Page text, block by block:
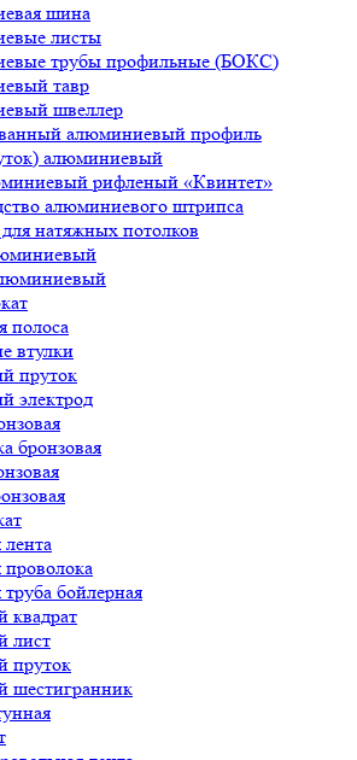
шина
листы
трубы профильные (БОКС)
тавр
швеллер
алюминиевый профиль
алюминиевый
рифленый «Квинтет»
алюминиевого штрипса
натяжных потолков
полоса
втулки
пруток
электрод
бронзовая
бойлерная
квадрат
лист
пруток
шестигранник